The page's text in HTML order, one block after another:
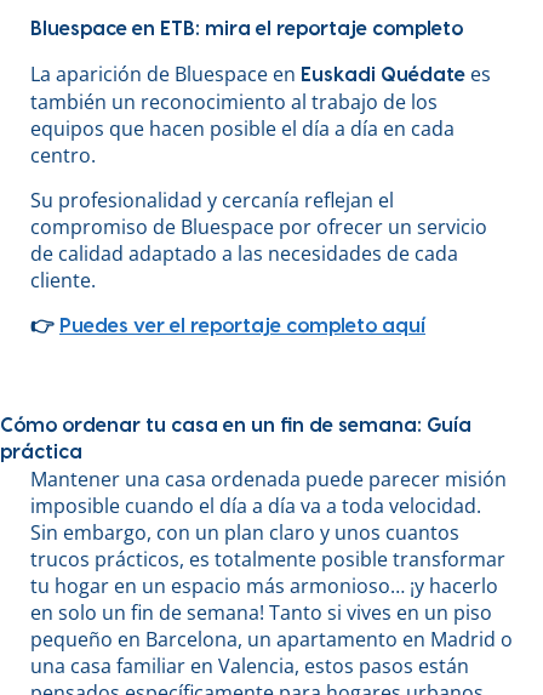
Bluespace en ETB: mira el reportaje completo
La aparición de Bluespace en Euskadi Quédate es
también un reconocimiento al trabajo de los
equipos que hacen posible el día a día en cada
centro.
Su profesionalidad y cercanía reflejan el
compromiso de Bluespace por ofrecer un servicio
de calidad adaptado a las necesidades de cada
cliente.
👉 Puedes ver el reportaje completo aquí
Cómo ordenar tu casa en un fin de semana: Guía
práctica
Mantener una casa ordenada puede parecer misión
imposible cuando el día a día va a toda velocidad.
Sin embargo, con un plan claro y unos cuantos
trucos prácticos, es totalmente posible transformar
tu hogar en un espacio más armonioso… ¡y hacerlo
en solo un fin de semana! Tanto si vives en un piso
pequeño en Barcelona, un apartamento en Madrid o
una casa familiar en Valencia, estos pasos están